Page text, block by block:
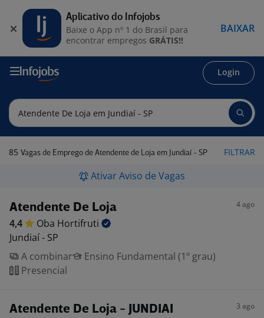
Login
85 Vagas de Emprego de Atendente de Loja em Jundiaí - SP FILTRAR
Ativar Aviso de Vagas
Atendente De Loja 4 ago
4,4 Oba Hortifruti
Jundiaí - SP
A combinar
Ensino Fundamental (1º grau)
Presencial
Atendente De Loja - JUNDIAI 3 ago
Aplicativo do Infojobs
Baixe o App nº 1 do Brasil para
encontrar empregos GRÁTIS!!
BAIXAR